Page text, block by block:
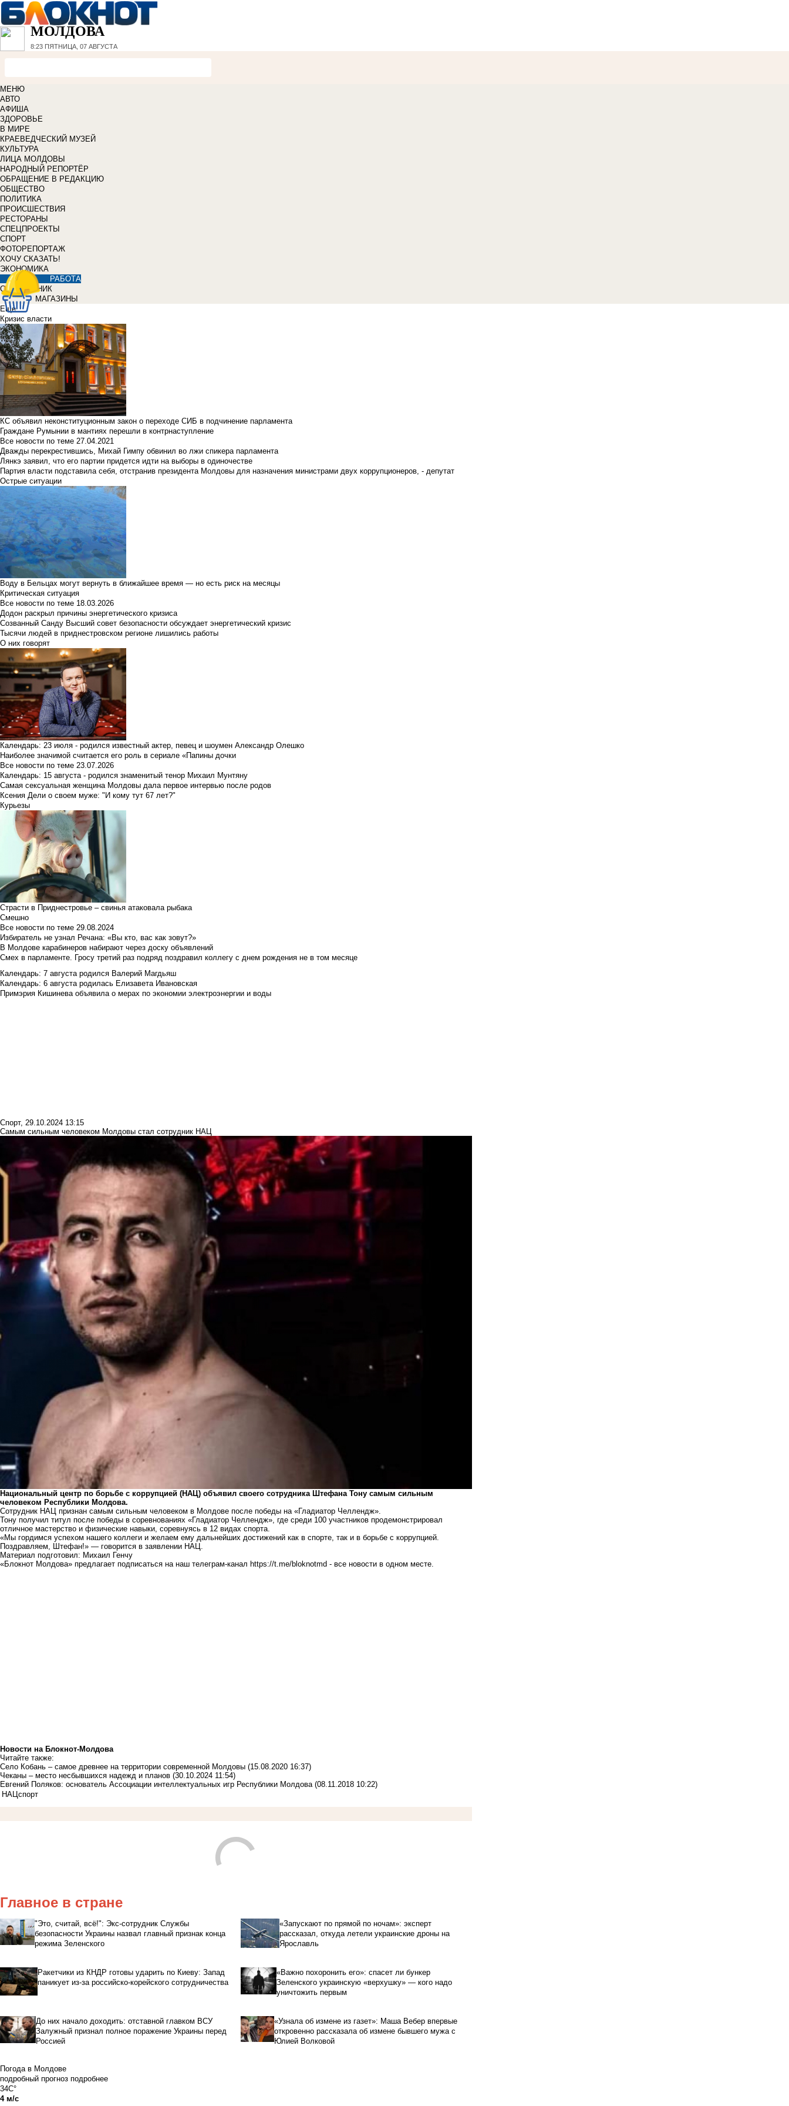
МОЛДОВА
8:23 ПЯТНИЦА, 07 АВГУСТА
МЕНЮ
АВТО
АФИША
ЗДОРОВЬЕ
В МИРЕ
КРАЕВЕДЧЕСКИЙ МУЗЕЙ
КУЛЬТУРА
ЛИЦА МОЛДОВЫ
НАРОДНЫЙ РЕПОРТЁР
ОБРАЩЕНИЕ В РЕДАКЦИЮ
ОБЩЕСТВО
ПОЛИТИКА
ПРОИСШЕСТВИЯ
РЕСТОРАНЫ
СПЕЦПРОЕКТЫ
СПОРТ
ФОТОРЕПОРТАЖ
ХОЧУ СКАЗАТЬ!
ЭКОНОМИКА
РАБОТА
СПРАВОЧНИК
МАГАЗИНЫ
Еще
Кризис власти
КС объявил неконституционным закон о переходе СИБ в подчинение парламента
Граждане Румынии в мантиях перешли в контрнаступление
Все новости по теме 27.04.2021
Дважды перекрестившись, Михай Гимпу обвинил во лжи спикера парламента
Лянкэ заявил, что его партии придется идти на выборы в одиночестве
Партия власти подставила себя, отстранив президента Молдовы для назначения министрами двух коррупционеров, - депутат
Острые ситуации
Воду в Бельцах могут вернуть в ближайшее время — но есть риск на месяцы
Критическая ситуация
Все новости по теме 18.03.2026
Додон раскрыл причины энергетического кризиса
Созванный Санду Высший совет безопасности обсуждает энергетический кризис
Тысячи людей в приднестровском регионе лишились работы
О них говорят
Календарь: 23 июля - родился известный актер, певец и шоумен Александр Олешко
Наиболее значимой считается его роль в сериале «Папины дочки
Все новости по теме 23.07.2026
Календарь: 15 августа - родился знаменитый тенор Михаил Мунтяну
Самая сексуальная женщина Молдовы дала первое интервью после родов
Ксения Дели о своем муже: "И кому тут 67 лет?"
Курьезы
Страсти в Приднестровье – свинья атаковала рыбака
Смешно
Все новости по теме 29.08.2024
Избиратель не узнал Речана: «Вы кто, вас как зовут?»
В Молдове карабинеров набирают через доску объявлений
Смех в парламенте. Гросу третий раз подряд поздравил коллегу с днем рождения не в том месяце
Календарь: 7 августа родился Валерий Магдьяш
Календарь: 6 августа родилась Елизавета Ивановская
Примэрия Кишинева объявила о мерах по экономии электроэнергии и воды
Спорт, 29.10.2024 13:15
Самым сильным человеком Молдовы стал сотрудник НАЦ
Национальный центр по борьбе с коррупцией (НАЦ) объявил своего сотрудника Штефана Тону самым сильным
человеком Республики Молдова.
Сотрудник НАЦ признан самым сильным человеком в Молдове после победы на «Гладиатор Челлендж».
Тону получил титул после победы в соревнованиях «Гладиатор Челлендж», где среди 100 участников продемонстрировал
отличное мастерство и физические навыки, соревнуясь в 12 видах спорта.
«Мы гордимся успехом нашего коллеги и желаем ему дальнейших достижений как в спорте, так и в борьбе с коррупцией.
Поздравляем, Штефан!» — говорится в заявлении НАЦ.
Материал подготовил: Михаил Генчу
«Блокнот Молдова» предлагает подписаться на наш телеграм-канал https://t.me/bloknotmd - все новости в одном месте.
Новости на Блoкнoт-Молдова
Читайте также:
Село Кобань – самое древнее на территории современной Молдовы (15.08.2020 16:37)
Чеканы – место несбывшихся надежд и планов (30.10.2024 11:54)
Евгений Поляков: основатель Ассоциации интеллектуальных игр Республики Молдова (08.11.2018 10:22)
НАЦспорт
Главное в стране
"Это, считай, всё!": Экс-сотрудник Службы
безопасности Украины назвал главный признак конца
режима Зеленского
«Запускают по прямой по ночам»: эксперт
рассказал, откуда летели украинские дроны на
Ярославль
Ракетчики из КНДР готовы ударить по Киеву: Запад
паникует из-за российско-корейского сотрудничества
«Важно похоронить его»: спасет ли бункер
Зеленского украинскую «верхушку» — кого надо
уничтожить первым
До них начало доходить: отставной главком ВСУ
Залужный признал полное поражение Украины перед
Россией
«Узнала об измене из газет»: Маша Вебер впервые
откровенно рассказала об измене бывшего мужа с
Юлией Волковой
Погода в Молдове
подробный прогноз подробнее
34C°
4 м/с